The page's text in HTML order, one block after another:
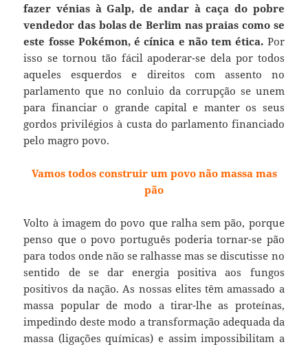
fazer vénias à Galp, de andar à caça do pobre
vendedor das bolas de Berlim nas praias como se
este fosse Pokémon, é cínica e não tem ética. Por
isso se tornou tão fácil apoderar-se dela por todos
aqueles esquerdos e direitos com assento no
parlamento que no conluio da corrupção se unem
para financiar o grande capital e manter os seus
gordos privilégios à custa do parlamento financiado
pelo magro povo.
Vamos todos construir um povo não massa mas
pão
Volto à imagem do povo que ralha sem pão, porque
penso que o povo português poderia tornar-se pão
para todos onde não se ralhasse mas se discutisse no
sentido de se dar energia positiva aos fungos
positivos da nação. As nossas elites têm amassado a
massa popular de modo a tirar-lhe as proteínas,
impedindo deste modo a transformação adequada da
massa (ligações químicas) e assim impossibilitam a